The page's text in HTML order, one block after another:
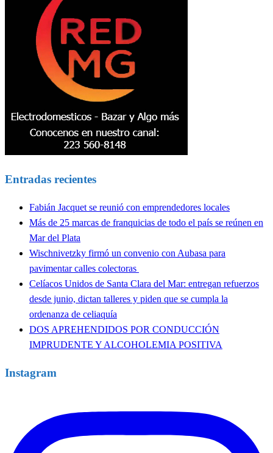
Entradas recientes
Fabián Jacquet se reunió con emprendedores locales
Más de 25 marcas de franquicias de todo el país se reúnen en
Mar del Plata
Wischnivetzky firmó un convenio con Aubasa para
pavimentar calles colectoras
Celíacos Unidos de Santa Clara del Mar: entregan refuerzos
desde junio, dictan talleres y piden que se cumpla la
ordenanza de celiaquía
DOS APREHENDIDOS POR CONDUCCIÓN
IMPRUDENTE Y ALCOHOLEMIA POSITIVA
Instagram